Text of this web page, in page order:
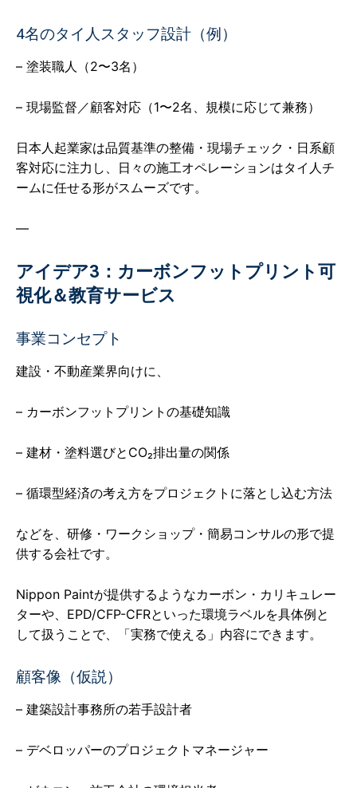
4名のタイ人スタッフ設計（例）
– 塗装職人（2〜3名）
– 現場監督／顧客対応（1〜2名、規模に応じて兼務）
日本人起業家は品質基準の整備・現場チェック・日系顧
客対応に注力し、日々の施工オペレーションはタイ人チ
ームに任せる形がスムーズです。
—
アイデア3：カーボンフットプリント可
視化＆教育サービス
事業コンセプト
建設・不動産業界向けに、
– カーボンフットプリントの基礎知識
– 建材・塗料選びとCO₂排出量の関係
– 循環型経済の考え方をプロジェクトに落とし込む方法
などを、研修・ワークショップ・簡易コンサルの形で提
供する会社です。
Nippon Paintが提供するようなカーボン・カリキュレー
ターや、EPD/CFP-CFRといった環境ラベルを具体例と
して扱うことで、「実務で使える」内容にできます。
顧客像（仮説）
– 建築設計事務所の若手設計者
– デベロッパーのプロジェクトマネージャー